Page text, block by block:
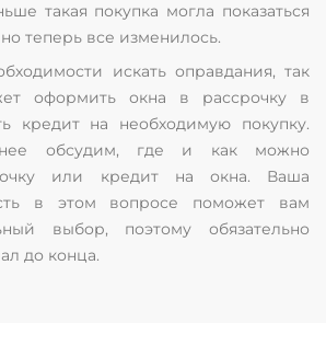
такая покупка могла показаться
теперь все изменилось.
искать оправдания, так
оформить окна в рассрочку в
кредит на необходимую покупку.
обсудим, где и как можно
или кредит на окна. Ваша
в этом вопросе поможет вам
выбор, поэтому обязательно
до конца.